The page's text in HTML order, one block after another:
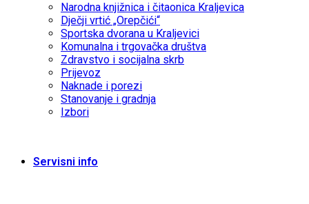
Narodna knjižnica i čitaonica Kraljevica
Dječji vrtić „Orepčići“
Sportska dvorana u Kraljevici
Komunalna i trgovačka društva
Zdravstvo i socijalna skrb
Prijevoz
Naknade i porezi
Stanovanje i gradnja
Izbori
Servisni info